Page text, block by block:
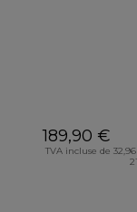
189,90 €
TVA incluse de